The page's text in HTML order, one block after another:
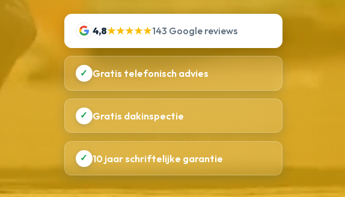
4,8★★★★★143 Google reviews
✓ Gratis telefonisch advies
✓ Gratis dakinspectie
✓ 10 jaar schriftelijke garantie